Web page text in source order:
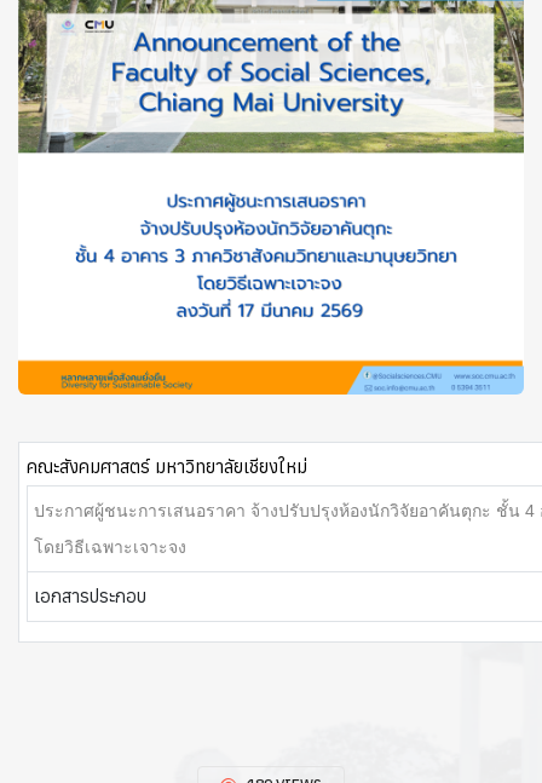
คณะสังคมศาสตร์ มหาวิทยาลัยเชียงใหม่
ประกาศผู้ชนะการเสนอราคา จ้างปรับปรุงห้องนักวิจัยอาคันตุกะ ชั้น
โดยวิธีเฉพาะเจาะจง
เอกสารประกอบ